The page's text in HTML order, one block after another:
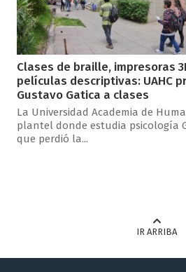
Clases de braille, impresoras
películas descriptivas: UAHC
Gustavo Gatica a clases
La Universidad Academia de
plantel donde estudia psicología
que perdió la...
IR ARRIBA